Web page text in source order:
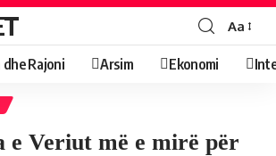
Aa
dhe Rajoni Arsim Ekonomi
e Veriut më e mirë për